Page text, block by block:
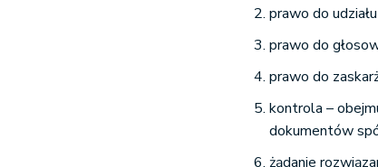
prawo do
prawo do
prawo do
kontrola –
dokumentów
żądanie